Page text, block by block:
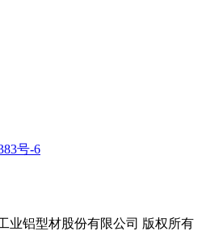
号-6
业铝型材股份有限公司 版权所有